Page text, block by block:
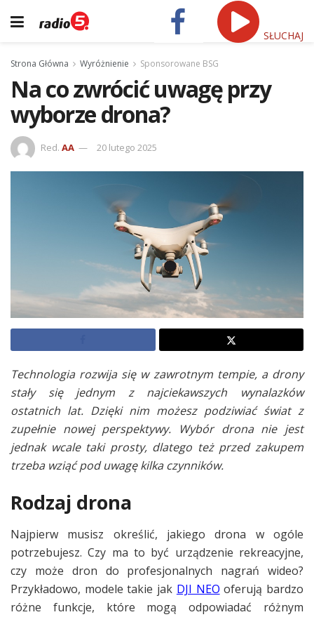
SŁUCHAJ
Strona Główna Wyróżnienie Sponsorowane BSG
Na co zwrócić uwagę przy
wyborze drona?
Red. AA 20 lutego 2025
Technologia rozwija się w zawrotnym tempie, a drony
stały się jednym z najciekawszych wynalazków
ostatnich lat. Dzięki nim możesz podziwiać świat z
zupełnie nowej perspektywy. Wybór drona nie jest
jednak wcale taki prosty, dlatego też przed zakupem
trzeba wziąć pod uwagę kilka czynników.
Rodzaj drona
Najpierw musisz określić, jakiego drona w ogóle
potrzebujesz. Czy ma to być urządzenie rekreacyjne,
czy może dron do profesjonalnych nagrań wideo?
Przykładowo, modele takie jak DJI NEO oferują bardzo
różne funkcje, które mogą odpowiadać różnym